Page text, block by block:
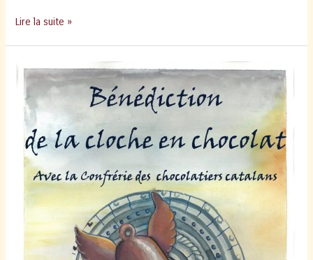
Fêtes
à
Villefranche
de
Conflent
30
mars
avril
Lire la suite »